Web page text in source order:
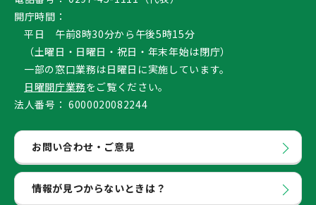
開庁時間：
平日 午前8時30分から午後5時15分
（土曜日・日曜日・祝日・年末年始は閉庁）
一部の窓口業務は日曜日に実施しています。
日曜開庁業務をご覧ください。
法人番号： 6000020082244
お問い合わせ・ご意見
情報が見つからないときは？